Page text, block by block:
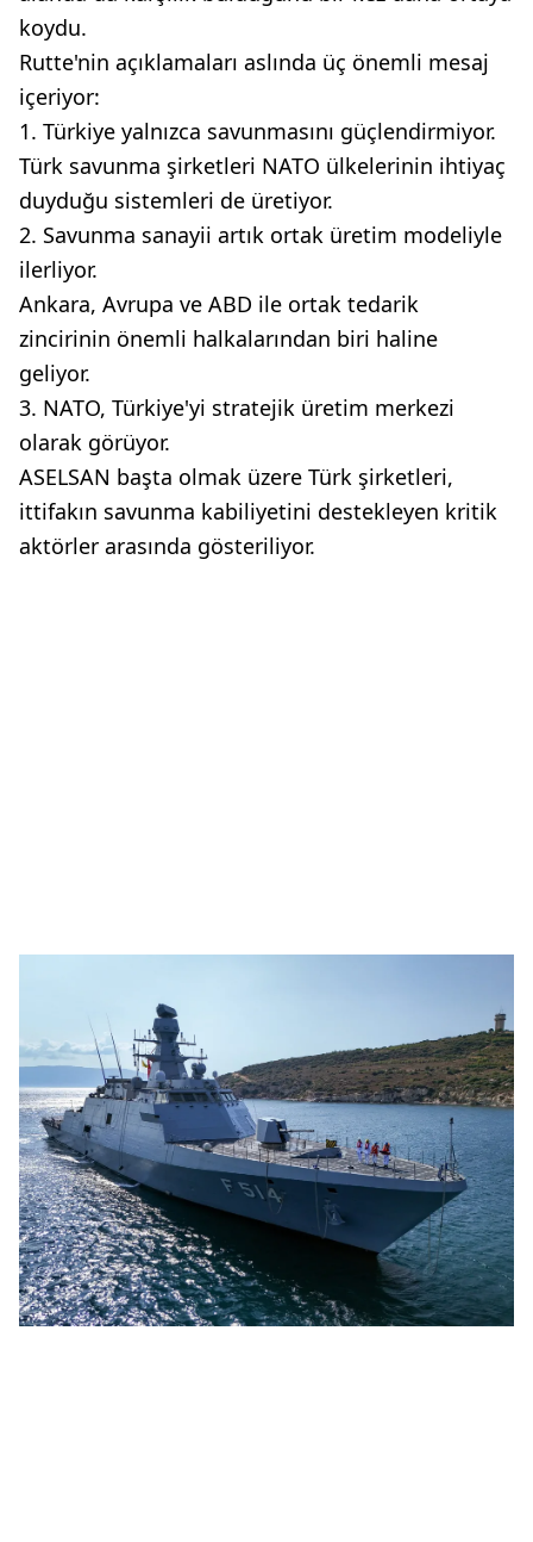
koydu.
Rutte'nin açıklamaları aslında üç önemli mesaj
içeriyor:
1. Türkiye yalnızca savunmasını güçlendirmiyor.
Türk savunma şirketleri NATO ülkelerinin ihtiyaç
duyduğu sistemleri de üretiyor.
2. Savunma sanayii artık ortak üretim modeliyle
ilerliyor.
Ankara, Avrupa ve ABD ile ortak tedarik
zincirinin önemli halkalarından biri haline
geliyor.
3. NATO, Türkiye'yi stratejik üretim merkezi
olarak görüyor.
ASELSAN başta olmak üzere Türk şirketleri,
ittifakın savunma kabiliyetini destekleyen kritik
aktörler arasında gösteriliyor.